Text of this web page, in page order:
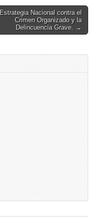
Estrategia Nacional contra el
Crimen Organizado y la
Delincuencia Grave. →